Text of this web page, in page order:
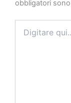
obbligatori
qui...